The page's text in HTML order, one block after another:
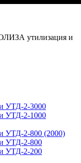
утилизация и
УТД-2-3000
УТД-2-1000
УТД-2-800 (2000)
УТД-2-800
УТД-2-200